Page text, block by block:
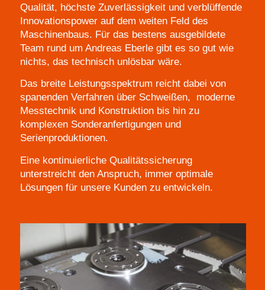
Qualität, höchste Zuverlässigkeit und verblüffende
Innovationspower auf dem weiten Feld des
Maschinenbaus. Für das bestens ausgebildete
Team rund um Andreas Eberle gibt es so gut wie
nichts, das technisch unlösbar wäre.
Das breite Leistungsspektrum reicht dabei von
spanenden Verfahren über Schweißen, moderne
Messtechnik und Konstruktion bis hin zu
komplexen Sonderanfertigungen und
Serienproduktionen.
Eine kontinuierliche Qualitätssicherung
unterstreicht den Anspruch, immer optimale
Lösungen für unsere Kunden zu entwickeln.